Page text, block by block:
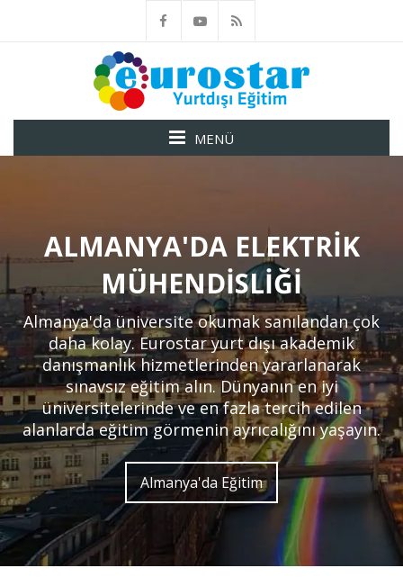
MENÜ
ALMANYA'DA ELEKTRIK
MÜHENDISLIĞI
Almanya'da üniversite okumak sanılandan çok
daha kolay. Eurostar yurt dışı akademik
danışmanlık hizmetlerinden yararlanarak
sınavsız eğitim alın. Dünyanın en iyi
üniversitelerinde ve en fazla tercih edilen
alanlarda eğitim görmenin ayrıcalığını yaşayın.
Almanya'da Eğitim